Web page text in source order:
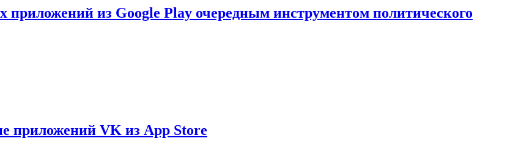
приложений из Google Play очередным инструментом политического
приложений VK из App Store